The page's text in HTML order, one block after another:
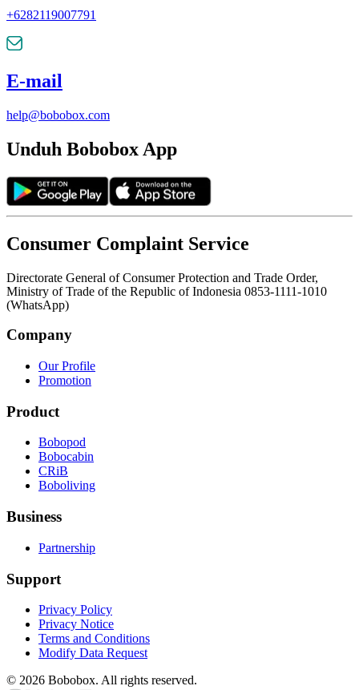
+6282119007791
E-mail
help@bobobox.com
Unduh Bobobox App
Consumer Complaint Service
Directorate General of Consumer Protection and Trade Order,
Ministry of Trade of the Republic of Indonesia 0853-1111-1010
(WhatsApp)
Company
Our Profile
Promotion
Product
Bobopod
Bobocabin
CRiB
Boboliving
Business
Partnership
Support
Privacy Policy
Privacy Notice
Terms and Conditions
Modify Data Request
© 2026 Bobobox. All rights reserved.